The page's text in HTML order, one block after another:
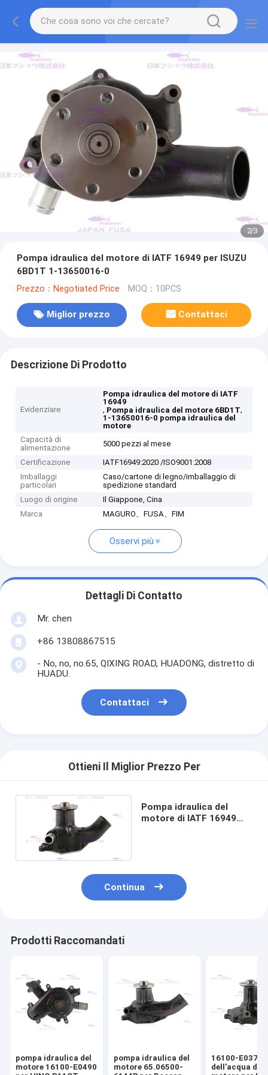
2/3
Pompa idraulica del motore di IATF 16949 per ISUZU
6BD1T 1-13650016-0
Prezzo：Negotiated Price MOQ：10PCS
Miglior prezzo Contattaci
Descrizione Di Prodotto
Evidenziare
Pompa idraulica del motore di IATF
16949
, Pompa idraulica del motore 6BD1T,
1-13650016-0 pompa idraulica del
motore
Capacità di
alimentazione
5000 pezzi al mese
Certificazione
IATF16949:2020 /ISO9001:2008
Imballaggi
particolari
Caso/cartone di legno/imballaggio di
spedizione standard
Luogo di origine
Il Giappone, Cina
Marca
MAGURO、FUSA、FIM
Osservi più
Dettagli Di Contatto
Mr. chen
+86 13808867515
- No, no, no.65, QIXING ROAD, HUADONG, distretto di
HUADU.
Contattaci
Ottieni Il Miglior Prezzo Per
Pompa idraulica del
motore di IATF 16949
Continua
Prodotti Raccomandati
pompa idraulica del
motore 16100-E0490
pompa idraulica del
motore 65.06500-
16100-E0372
dell'acqua del